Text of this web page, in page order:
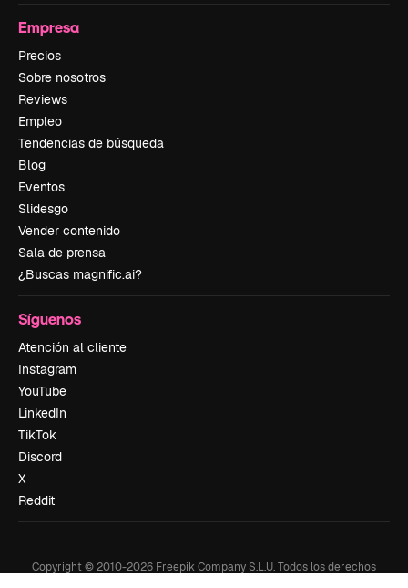
Empresa
Precios
Sobre nosotros
Reviews
Empleo
Tendencias de búsqueda
Blog
Eventos
Slidesgo
Vender contenido
Sala de prensa
¿Buscas magnific.ai?
Síguenos
Atención al cliente
Instagram
YouTube
LinkedIn
TikTok
Discord
X
Reddit
Copyright © 2010-2026 Freepik Company S.L.U.Todos los derechos